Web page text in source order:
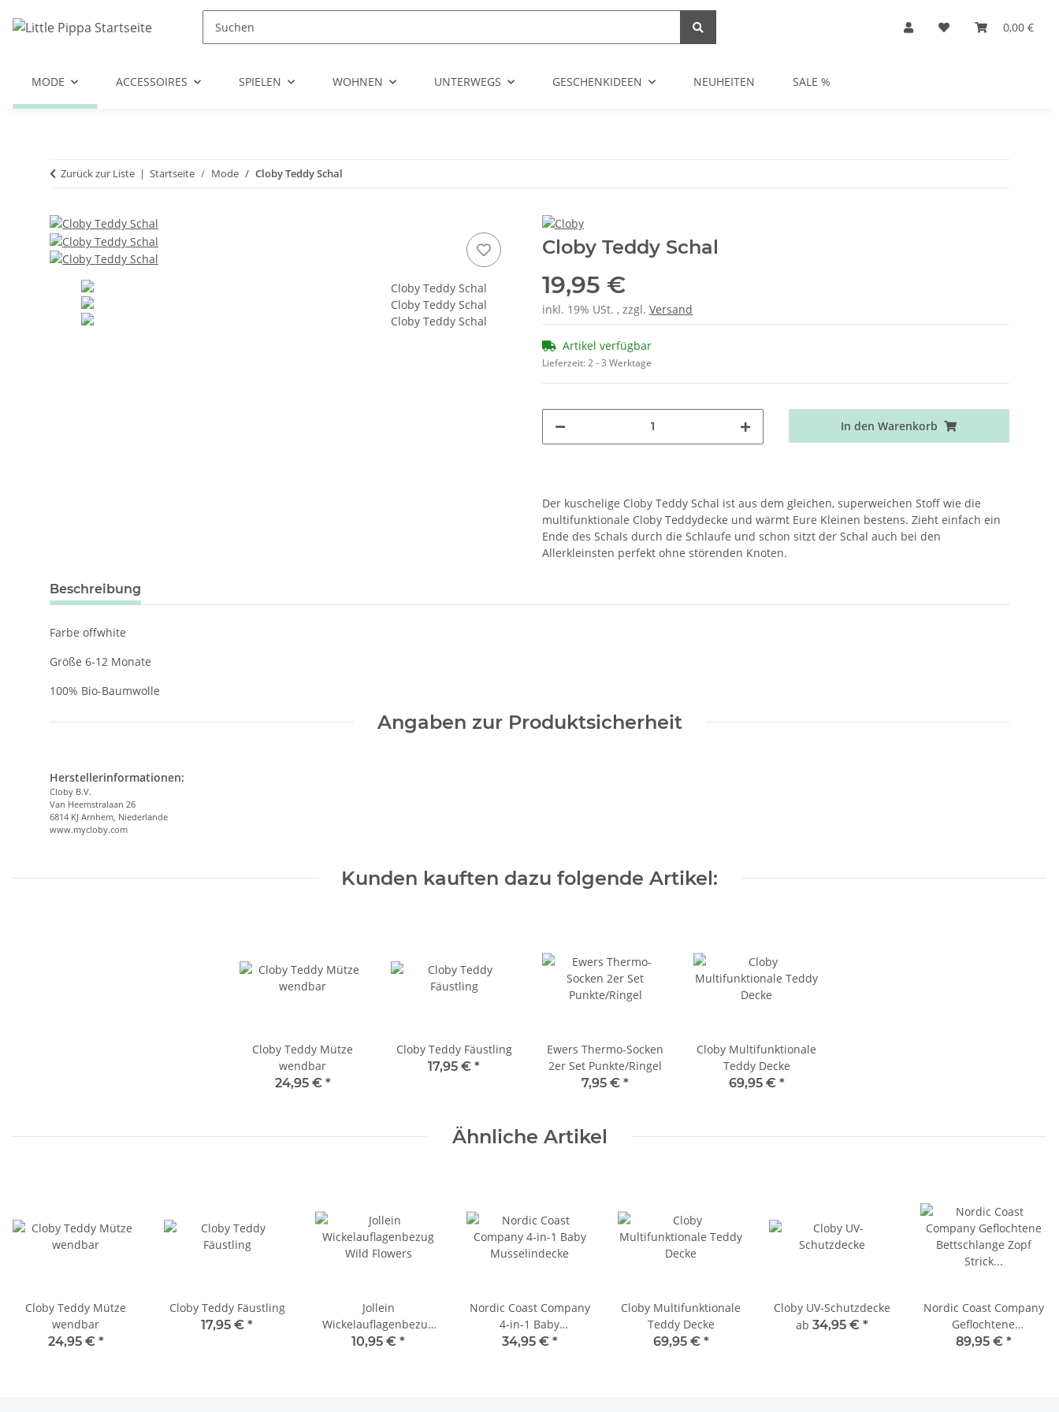
0,00 €
MODE ACCESSOIRES SPIELEN WOHNEN UNTERWEGS GESCHENKIDEEN NEUHEITEN SALE %
Zurück zur Liste Startseite Mode Cloby Teddy Schal
Cloby Teddy Schal
19,95 €
inkl. 19% USt. , zzgl. Versand
Artikel verfügbar
Lieferzeit:2 - 3 Werktage
In den Warenkorb
Der kuschelige Cloby Teddy Schal ist aus dem gleichen, superweichen Stoff wie die
multifunktionale Cloby Teddydecke und wärmt Eure Kleinen bestens. Zieht einfach ein
Ende des Schals durch die Schlaufe und schon sitzt der Schal auch bei den
Allerkleinsten perfekt ohne störenden Knoten.
weitere Registerkarten anzeigen
Beschreibung
Farbe offwhite
Größe 6-12 Monate
100% Bio-Baumwolle
Angaben zur Produktsicherheit
Herstellerinformationen:
Cloby B.V.
Van Heemstralaan 26
6814 KJ Arnhem, Niederlande
www.mycloby.com
Kunden kauften dazu folgende Artikel:
Cloby Teddy Mütze
wendbar
24,95 € *
Cloby Teddy Fäustling
17,95 € *
Ewers Thermo-Socken
2er Set Punkte/Ringel
7,95 € *
Cloby Multifunktionale
Teddy Decke
69,95 € *
Ähnliche Artikel
Cloby Teddy Mütze
wendbar
24,95 € *
Cloby Teddy Fäustling
17,95 € *
Jollein
Wickelauflagenbezug
Wild Flowers
10,95 € *
Nordic Coast Company
4-in-1 Baby
Musselindecke
34,95 € *
Cloby Multifunktionale
Teddy Decke
69,95 € *
Cloby UV-Schutzdecke
ab 34,95 € *
Nordic Coast Company
Geflochtene
Bettschlange Zopf
89,95 € *